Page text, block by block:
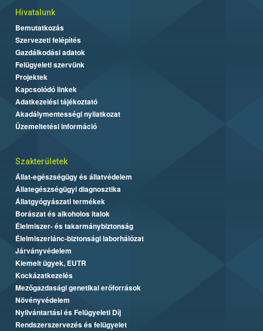
Hivatalunk
Bemutatkozás
Szervezeti felépítés
Gazdálkodási adatok
Felügyeleti szervünk
Projektek
Kapcsolódó linkek
Adatkezelési tájékoztató
Akadálymentességi nyilatkozat
Üzemeltetési információ
Szakterületek
Állat-egészségügy és állatvédelem
Állategészségügyi diagnosztika
Állatgyógyászati termékek
Borászat és alkoholos italok
Élelmiszer- és takarmánybiztonság
Élelmiszerlánc-biztonsági laborhálózat
Járványvédelem
Kiemelt ügyek, EUTR
Kockázatkezelés
Mezőgazdasági genetikai erőforrások
Növényvédelem
Nyilvántartási és Felügyeleti Díj
Rendszerszervezés és felügyelet